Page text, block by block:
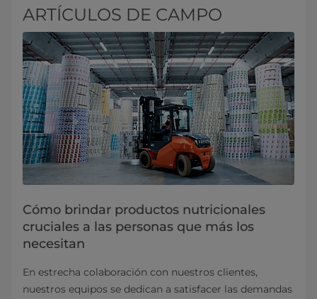
ARTÍCULOS DE CAMPO
Cómo brindar productos nutricionales
cruciales a las personas que más los
necesitan
En estrecha colaboración con nuestros clientes,
nuestros equipos se dedican a satisfacer las demandas